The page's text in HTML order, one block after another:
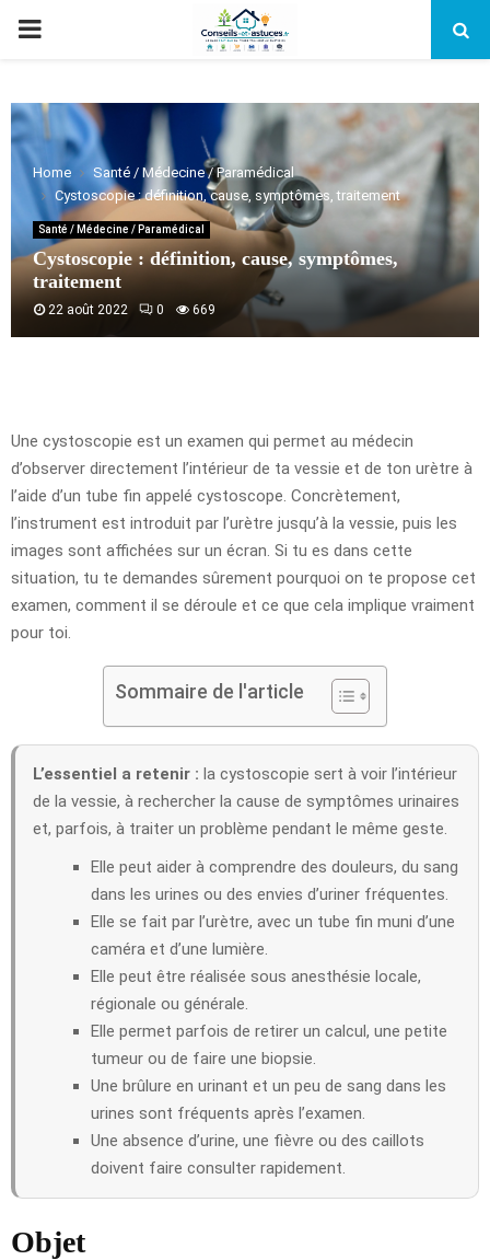
PRIMARY
Home
Santé / Médecine / Paramédical
Cystoscopie : définition, cause, symptômes, traitement
Santé / Médecine / Paramédical
Cystoscopie : définition, cause, symptômes,
traitement
22 août 2022 0 669
Une cystoscopie est un examen qui permet au médecin
d’observer directement l’intérieur de ta vessie et de ton urètre à
l’aide d’un tube fin appelé cystoscope. Concrètement,
l’instrument est introduit par l’urètre jusqu’à la vessie, puis les
images sont affichées sur un écran. Si tu es dans cette
situation, tu te demandes sûrement pourquoi on te propose cet
examen, comment il se déroule et ce que cela implique vraiment
pour toi.
Sommaire de l'article
L’essentiel a retenir : la cystoscopie sert à voir l’intérieur
de la vessie, à rechercher la cause de symptômes urinaires
et, parfois, à traiter un problème pendant le même geste.
Elle peut aider à comprendre des douleurs, du sang
dans les urines ou des envies d’uriner fréquentes.
Elle se fait par l’urètre, avec un tube fin muni d’une
caméra et d’une lumière.
Elle peut être réalisée sous anesthésie locale,
régionale ou générale.
Elle permet parfois de retirer un calcul, une petite
tumeur ou de faire une biopsie.
Une brûlure en urinant et un peu de sang dans les
urines sont fréquents après l’examen.
Une absence d’urine, une fièvre ou des caillots
doivent faire consulter rapidement.
Objet